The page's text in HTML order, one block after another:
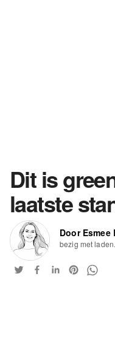
Dit is
laatste
Door Esmee
bezig met